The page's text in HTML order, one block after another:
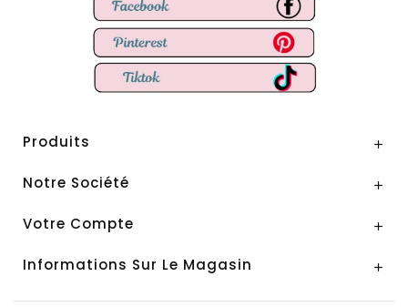
Produits 
Notre Société 
Votre Compte 
Informations Sur Le Magasin 